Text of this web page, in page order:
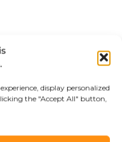
display personalized
the "Accept All" button,